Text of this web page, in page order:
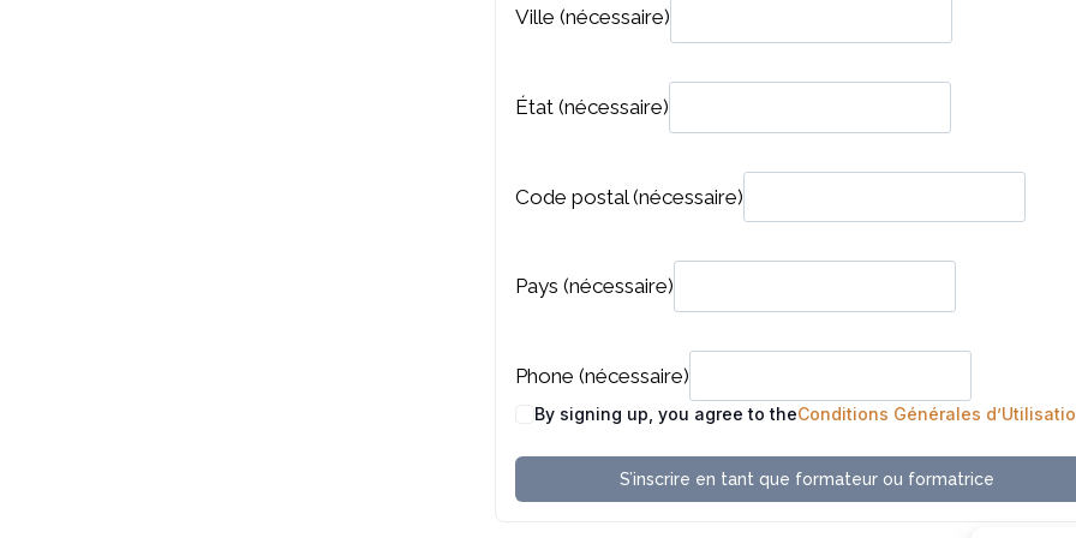
Ville (nécessaire)
État (nécessaire)
Code postal(nécessaire)
Pays (nécessaire)
Phone (nécessaire)
By signing up, you agree to theConditions Générales
S’inscrire en tant que formateur ou formatrice